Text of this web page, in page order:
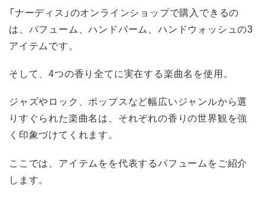
「ナーディス」のオンラインショップで購入できるの
は、パフューム、ハンドバーム、ハンドウォッシュの3
アイテムです。
そして、4つの香り全てに実在する楽曲名を使用。
ジャズやロック、ポップスなど幅広いジャンルから選
りすぐられた楽曲名は、それぞれの香りの世界観を強
く印象づけてくれます。
ここでは、アイテムをを代表するパフュームをご紹介
します。